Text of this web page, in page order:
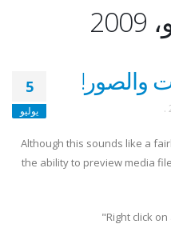
5
يوليو
والصور!
.
Although this sounds like a
the ability to preview media
Right click